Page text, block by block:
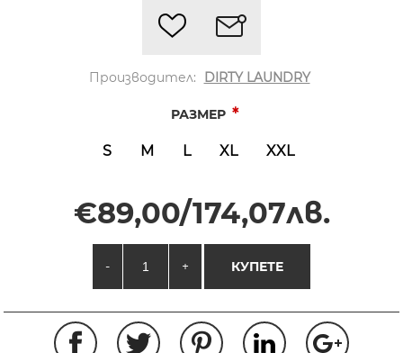
Производител: DIRTY LAUNDRY
РАЗМЕР *
S M L XL XXL
€89,00/174,07лв.
- + КУПЕТЕ